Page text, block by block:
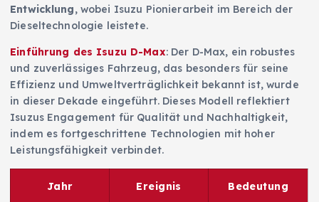
Entwicklung, wobei Isuzu Pionierarbeit im Bereich der
Dieseltechnologie leistete.
Einführung des Isuzu D-Max: Der D-Max, ein robustes
und zuverlässiges Fahrzeug, das besonders für seine
Effizienz und Umweltverträglichkeit bekannt ist, wurde
in dieser Dekade eingeführt. Dieses Modell reflektiert
Isuzus Engagement für Qualität und Nachhaltigkeit,
indem es fortgeschrittene Technologien mit hoher
Leistungsfähigkeit verbindet.
Jahr Ereignis Bedeutung